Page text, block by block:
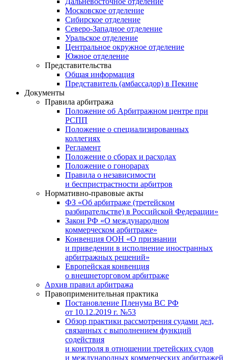
Московское отделение
Сибирское отделение
Северо-Западное отделение
Уральское отделение
Центральное окружное отделение
Южное отделение
Представительства
Общая информация
Представитель (амбассадор) в Пекине
Документы
Правила арбитража
Положение об Арбитражном центре при
РСПП
Положение о специализированных
коллегиях
Регламент
Положение о сборах и расходах
Положение о гонорарах
Правила о независимости
и беспристрастности арбитров
Нормативно-правовые акты
ФЗ «Об арбитраже (третейском
разбирательстве) в Российской Федерации»
Закон РФ «О международном
коммерческом арбитраже»
Конвенция ООН «О признании
и приведении в исполнение иностранных
арбитражных решений»
Европейская конвенция
о внешнеторговом арбитраже
Архив правил арбитража
Правоприменительная практика
Постановление Пленума ВС РФ
от 10.12.2019 г. №53
Обзор практики рассмотрения судами дел,
связанных с выполнением функций
содействия
и контроля в отношении третейских судов
и международных коммерческих арбитражей